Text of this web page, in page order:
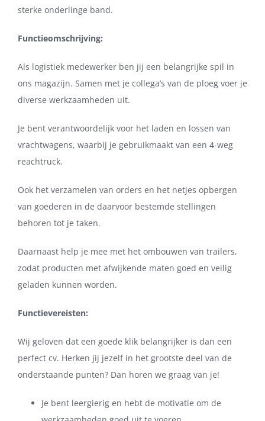
sterke onderlinge band.
Functieomschrijving:
Als logistiek medewerker ben jij een belangrijke spil in
ons magazijn. Samen met je collega’s van de ploeg voer je
diverse werkzaamheden uit.
Je bent verantwoordelijk voor het laden en lossen van
vrachtwagens, waarbij je gebruikmaakt van een 4-weg
reachtruck.
Ook het verzamelen van orders en het netjes opbergen
van goederen in de daarvoor bestemde stellingen
behoren tot je taken.
Daarnaast help je mee met het ombouwen van trailers,
zodat producten met afwijkende maten goed en veilig
geladen kunnen worden.
Functievereisten:
Wij geloven dat een goede klik belangrijker is dan een
perfect cv. Herken jij jezelf in het grootste deel van de
onderstaande punten? Dan horen we graag van je!
Je bent leergierig en hebt de motivatie om de